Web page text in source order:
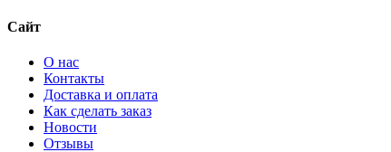
Сайт
О нас
Контакты
Доставка и оплата
Как сделать заказ
Новости
Отзывы